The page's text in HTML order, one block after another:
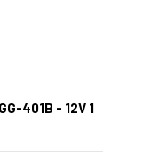
401B - 12V 1